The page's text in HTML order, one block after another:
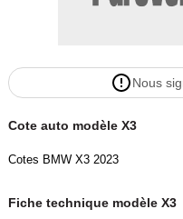
Nous
Cote auto modèle X3
Cotes BMW X3 2023
Fiche technique modèle X3